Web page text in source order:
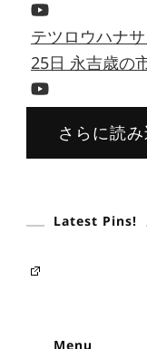
テツロウハナ
25日 永吉歳の
さらに読
Latest Pins!
Menu